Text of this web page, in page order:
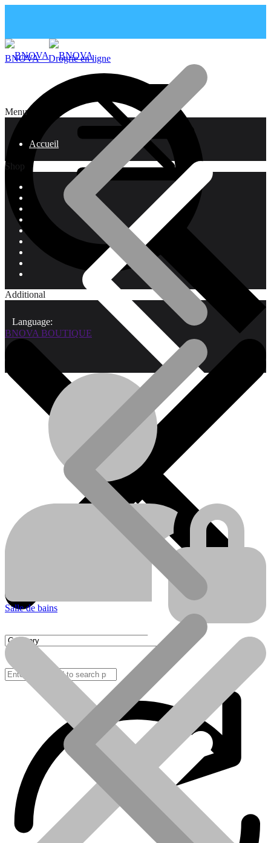
Menu
Accueil
Qui sommes-nous?
Shop
Additional
Language:
BNOVA – Drogrie en ligne
BNOVA BOUTIQUE
Salle de bains